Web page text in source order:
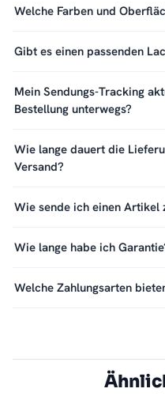
Welche Farben und
Gibt es einen passenden
Mein Sendungs-Tracking
Bestellung unterwegs?
Wie lange dauert die
Versand?
Wie sende ich einen Artikel
Wie lange habe ich
Welche Zahlungsarten